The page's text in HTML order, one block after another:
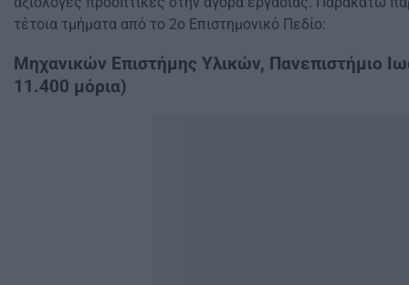
τέτοια τμήματα από το 2ο Επιστημονικό Πεδίο:​
Μηχανικών Επιστήμης Υλικών, Πανεπιστήμιο
11.400 μόρια)